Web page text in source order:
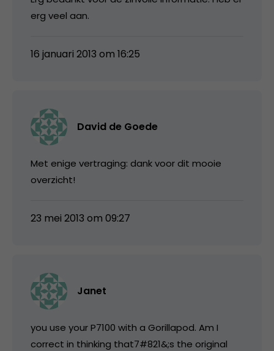
erg veel aan.
16 januari 2013 om 16:25
David de Goede
Met enige vertraging: dank voor dit mooie
overzicht!
23 mei 2013 om 09:27
Janet
you use your P7100 with a Gorillapod. Am I
correct in thinking that7#821&;s the original